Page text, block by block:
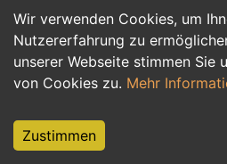
Wir verwenden Cookies, um
Nutzererfahrung zu
unserer Webseite stimmen Sie
von Cookies zu. Mehr
Zustimmen
Hilfskräfte, Aushilfs- und
Einkauf, Logistik,
Weiterbildung, Studium,
Tourismus